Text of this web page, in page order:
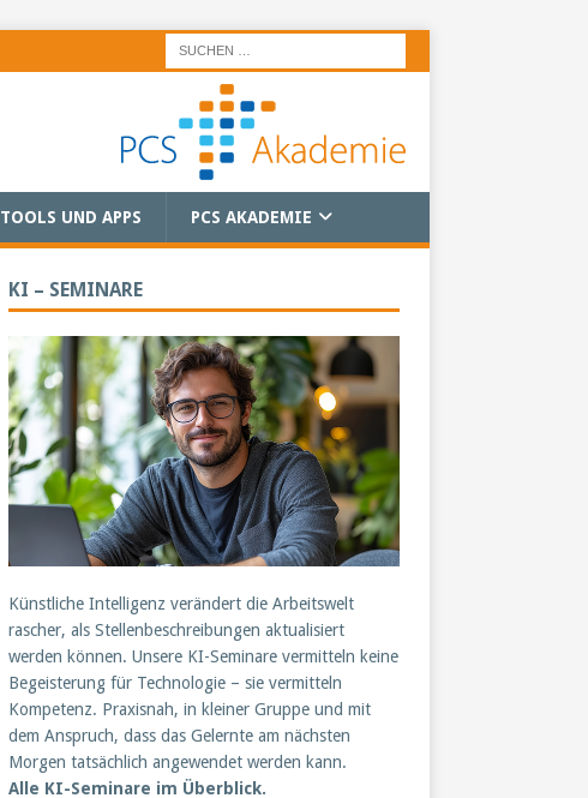
TOOLS UND APPS PCS AKADEMIE
KI – SEMINARE
Künstliche Intelligenz verändert die Arbeitswelt
rascher, als Stellenbeschreibungen aktualisiert
werden können. Unsere KI-Seminare vermitteln keine
Begeisterung für Technologie – sie vermitteln
Kompetenz. Praxisnah, in kleiner Gruppe und mit
dem Anspruch, dass das Gelernte am nächsten
Morgen tatsächlich angewendet werden kann.
Alle KI-Seminare im Überblick.